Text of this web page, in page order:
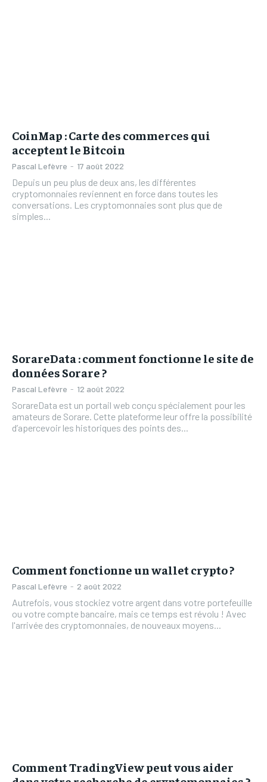
CoinMap : Carte des commerces qui
acceptent le Bitcoin
Pascal Lefèvre - 17 août 2022
Depuis un peu plus de deux ans, les différentes
cryptomonnaies reviennent en force dans toutes les
conversations. Les cryptomonnaies sont plus que de
simples...
SorareData : comment fonctionne le site de
données Sorare ?
Pascal Lefèvre - 12 août 2022
SorareData est un portail web conçu spécialement pour les
amateurs de Sorare. Cette plateforme leur offre la possibilité
d’apercevoir les historiques des points des...
Comment fonctionne un wallet crypto ?
Pascal Lefèvre - 2 août 2022
Autrefois, vous stockiez votre argent dans votre portefeuille
ou votre compte bancaire, mais ce temps est révolu ! Avec
l'arrivée des cryptomonnaies, de nouveaux moyens...
Comment TradingView peut vous aider